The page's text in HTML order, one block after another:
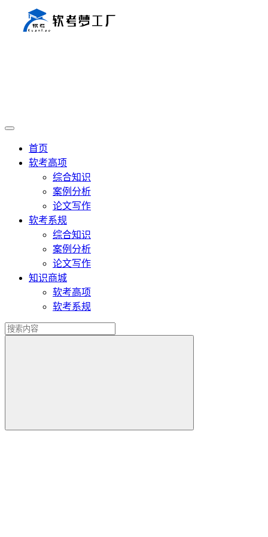
首页
软考高项
综合知识
案例分析
论文写作
软考系规
综合知识
案例分析
论文写作
知识商城
软考高项
软考系规